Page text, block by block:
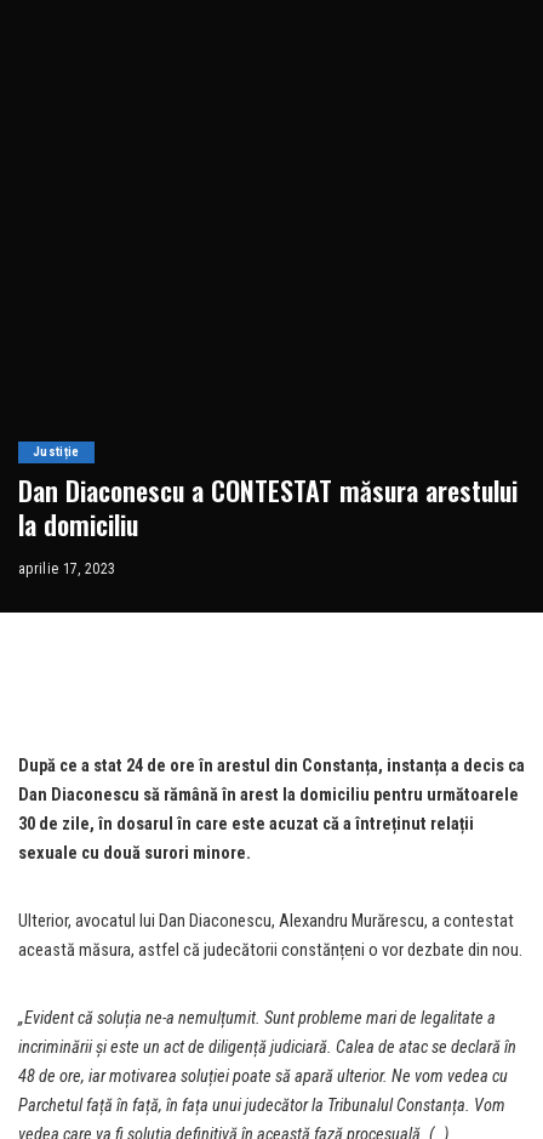
Justiție
Dan Diaconescu a CONTESTAT măsura arestului
la domiciliu
aprilie 17, 2023
După ce a stat 24 de ore în arestul din Constanța, instanța a decis ca
Dan Diaconescu să rămână în arest la domiciliu pentru următoarele
30 de zile, în dosarul în care este acuzat că a întreținut relații
sexuale cu două surori minore.
Ulterior, avocatul lui Dan Diaconescu, Alexandru Murărescu, a contestat
această măsura, astfel că judecătorii constănțeni o vor dezbate din nou.
„Evident că soluția ne-a nemulțumit. Sunt probleme mari de legalitate a
incriminării și este un act de diligență judiciară. Calea de atac se declară în
48 de ore, iar motivarea soluției poate să apară ulterior. Ne vom vedea cu
Parchetul față în față, în fața unui judecător la Tribunalul Constanța. Vom
vedea care va fi soluția definitivă în această fază procesuală. (…)